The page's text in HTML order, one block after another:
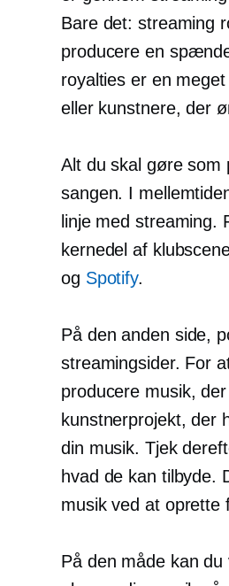
Bare det: streaming
producere en
royalties er en
eller kunstnere, der
Alt du skal gøre som
sangen. I
linje med streaming.
kernedel af
og Spotify.
På den anden side,
streamingsider. For
producere musik,
kunstnerprojekt, der
din musik. Tjek
hvad de kan tilbyde.
musik ved at oprette
På den måde kan